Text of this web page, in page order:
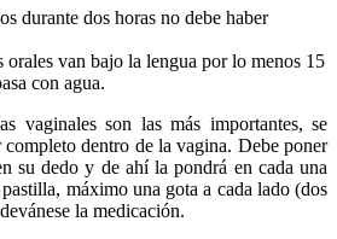
durante dos horas no debe haber
orales van bajo la lengua por lo menos 15
con agua.
vaginales son las más importantes, se
completo dentro de la vagina. Debe poner
su dedo y de ahí la pondrá en cada una
máximo una gota a cada lado (dos
la medicación.